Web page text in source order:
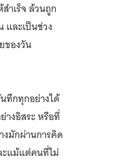
ำเร็จ ล้วนถูก
ละเป็นช่วง
ของวัน
ทึกทุกอย่างได้
งอิสระ หรือที่
งมักผ่านการคิด
แม้แต่คนที่ไม่